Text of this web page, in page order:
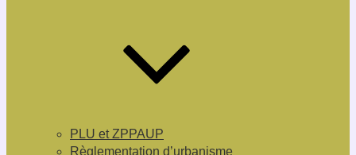
PLU et ZPPAUP
Règlementation d’urbanisme